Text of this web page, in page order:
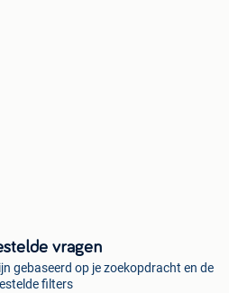
vragen
gebaseerd op je zoekopdracht en de
filters